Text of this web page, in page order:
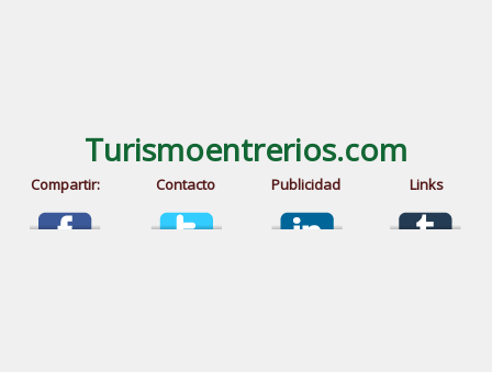
Turismoentrerios.com
Compartir: Contacto Publicidad Links